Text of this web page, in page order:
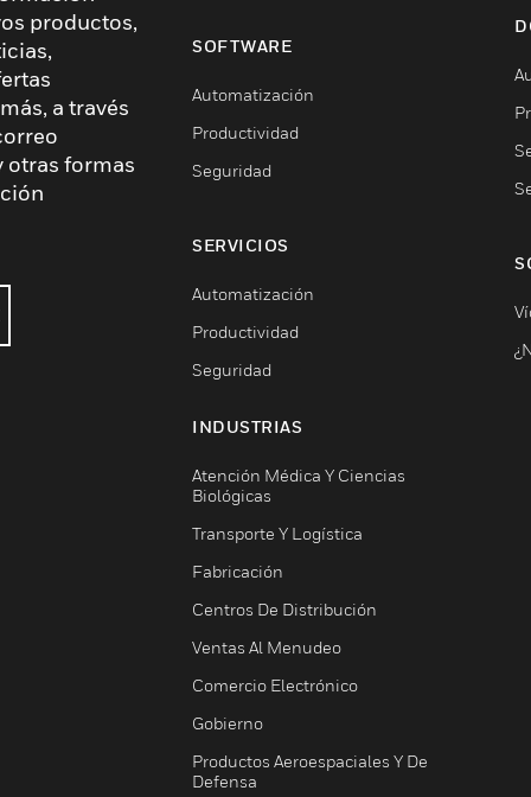
productos,
a través
otras formas
SOFTWARE
Automatización
Productividad
Seguridad
SERVICIOS
Automatización
Productividad
Seguridad
INDUSTRIAS
Atención Médica Y Ciencias
Biológicas
Transporte Y Logística
Fabricación
Centros De Distribución
Ventas Al Menudeo
Comercio Electrónico
Gobierno
Productos Aeroespaciales Y De
Defensa